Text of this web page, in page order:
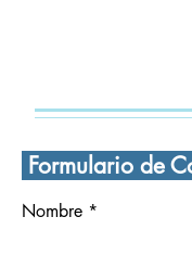
Formulario de
Nombre